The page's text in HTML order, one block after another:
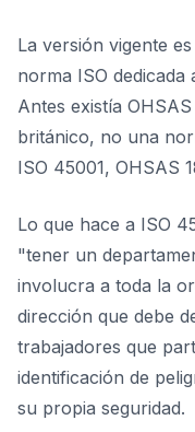
La versión vigente es
norma ISO dedicada
Antes existía
británico, no una
ISO 45001, OHSAS
Lo que hace a ISO
"tener un
involucra a toda la
dirección que debe
trabajadores que
identificación de
su propia seguridad.